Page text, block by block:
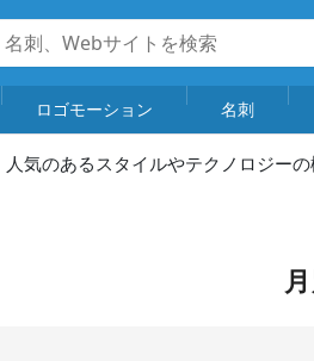
ロゴモーション 名刺
気のあるスタイルやテクノロジー